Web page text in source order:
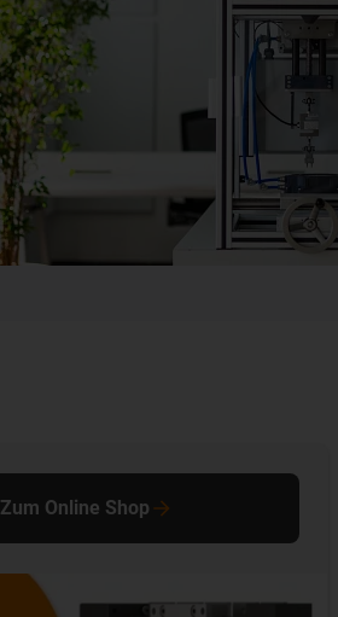
Zum Online Shop